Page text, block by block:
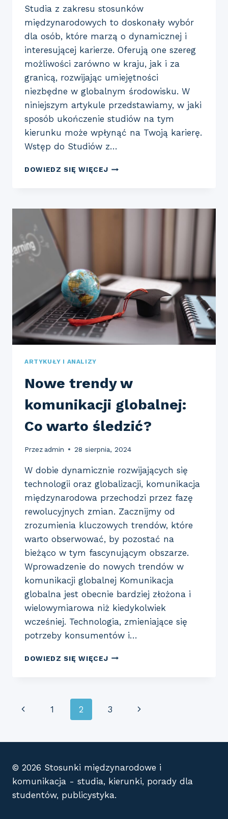
Studia z zakresu stosunków
międzynarodowych to doskonały wybór
dla osób, które marzą o dynamicznej i
interesującej karierze. Oferują one szereg
możliwości zarówno w kraju, jak i za
granicą, rozwijając umiejętności
niezbędne w globalnym środowisku. W
niniejszym artykule przedstawiamy, w jaki
sposób ukończenie studiów na tym
kierunku może wpłynąć na Twoją karierę.
Wstęp do Studiów z…
DOWIEDZ SIĘ WIĘCEJW
Z
NA
TWOJĄ
KARIERĘ?
ARTYKUŁY I ANALIZY
Nowe trendy w
komunikacji globalnej:
Co warto śledzić?
Przez admin 28 sierpnia, 2024
W dobie dynamicznie rozwijających się
technologii oraz globalizacji, komunikacja
międzynarodowa przechodzi przez fazę
rewolucyjnych zmian. Zacznijmy od
zrozumienia kluczowych trendów, które
warto obserwować, by pozostać na
bieżąco w tym fascynującym obszarze.
Wprowadzenie do nowych trendów w
komunikacji globalnej Komunikacja
globalna jest obecnie bardziej złożona i
wielowymiarowa niż kiedykolwiek
wcześniej. Technologia, zmieniające się
potrzeby konsumentów i…
DOWIEDZ SIĘ WIĘCEJNOWE
CO
Nawigacja
Poprzednia
1 2 3
Następna
© 2026 Stosunki międzynarodowe i
komunikacja - studia, kierunki, porady dla
studentów, publicystyka.